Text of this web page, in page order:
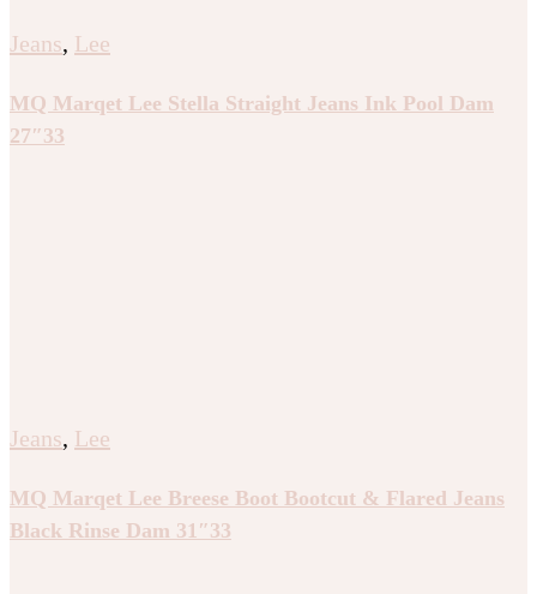
Jeans, Lee
MQ Marqet Lee Stella Straight Jeans Ink Pool Dam
27″33
Jeans, Lee
MQ Marqet Lee Breese Boot Bootcut & Flared Jeans
Black Rinse Dam 31″33